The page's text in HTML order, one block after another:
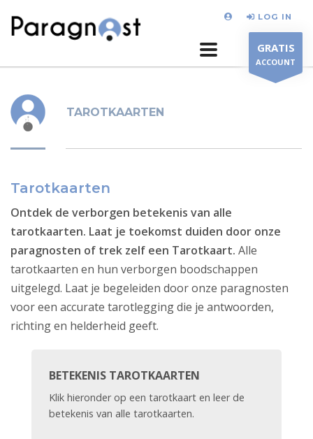
LOG IN
GRATIS
ACCOUNT
TAROTKAARTEN
Tarotkaarten
Ontdek de verborgen betekenis van alle
tarotkaarten. Laat je toekomst duiden door onze
paragnosten of trek zelf een Tarotkaart. Alle
tarotkaarten en hun verborgen boodschappen
uitgelegd. Laat je begeleiden door onze paragnosten
voor een accurate tarotlegging die je antwoorden,
richting en helderheid geeft.
BETEKENIS TAROTKAARTEN
Klik hieronder op een tarotkaart en leer de
betekenis van alle tarotkaarten.